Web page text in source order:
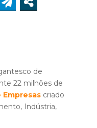
de
22 milhões de
Empresascriado
Indústria,